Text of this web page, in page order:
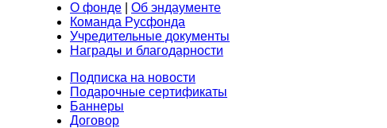
О фонде
Об эндаументе
Команда Русфонда
Учредительные документы
Награды и благодарности
Подписка на новости
Подарочные сертификаты
Баннеры
Договор